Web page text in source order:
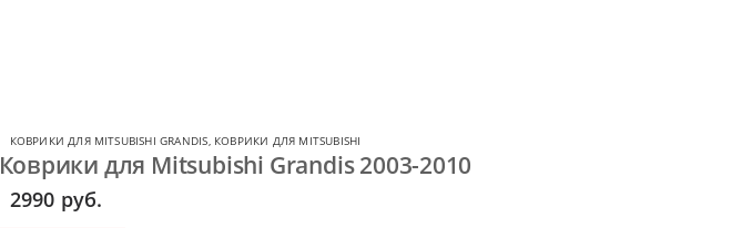
КОВРИКИ ДЛЯ MITSUBISHI GRANDIS, КОВРИКИ ДЛЯ MITSUBISHI
Коврики для Mitsubishi Grandis 2003-2010
2990 руб.